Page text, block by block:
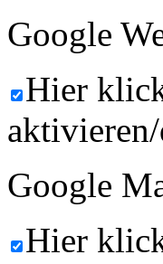
Google
Hier
Google
Hier